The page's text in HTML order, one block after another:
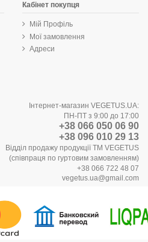
Кабінет покупця
Мій Профіль
Мої замовлення
Адреси
Інтернет-магазин VEGETUS.UA:
ПН-ПТ з 9:00 до 17:00
+38 066 050 06 90
+38 096 010 29 13
Відділ продажу продукції ТМ VEGETUS
(співпраця по гуртовим замовленням)
+38 066 722 48 07
vegetus.ua@gmail.com